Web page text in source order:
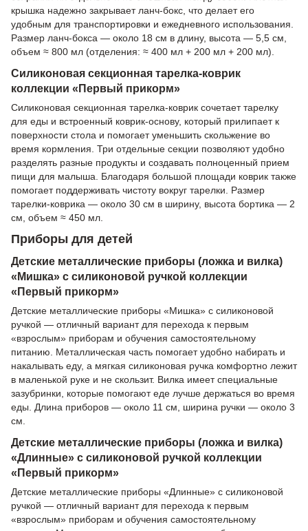
крышка надежно закрывает ланч-бокс, что делает его
удобным для транспортировки и ежедневного использования.
Размер ланч-бокса — около 18 см в длину, высота — 5,5 см,
объем ≈ 800 мл (отделения: ≈ 400 мл + 200 мл + 200 мл).
Силиконовая секционная тарелка-коврик
коллекции «Первый прикорм»
Силиконовая секционная тарелка-коврик сочетает тарелку
для еды и встроенный коврик-основу, который прилипает к
поверхности стола и помогает уменьшить скольжение во
время кормления. Три отдельные секции позволяют удобно
разделять разные продукты и создавать полноценный прием
пищи для малыша. Благодаря большой площади коврик также
помогает поддерживать чистоту вокруг тарелки. Размер
тарелки-коврика — около 30 см в ширину, высота бортика — 2
см, объем ≈ 450 мл.
Приборы для детей
Детские металлические приборы (ложка и вилка)
«Мишка» с силиконовой ручкой коллекции
«Первый прикорм»
Детские металлические приборы «Мишка» с силиконовой
ручкой — отличный вариант для перехода к первым
«взрослым» приборам и обучения самостоятельному
питанию. Металлическая часть помогает удобно набирать и
накалывать еду, а мягкая силиконовая ручка комфортно лежит
в маленькой руке и не скользит. Вилка имеет специальные
зазубринки, которые помогают еде лучше держаться во время
еды. Длина приборов — около 11 см, ширина ручки — около 3
см.
Детские металлические приборы (ложка и вилка)
«Длинные» с силиконовой ручкой коллекции
«Первый прикорм»
Детские металлические приборы «Длинные» с силиконовой
ручкой — отличный вариант для перехода к первым
«взрослым» приборам и обучения самостоятельному